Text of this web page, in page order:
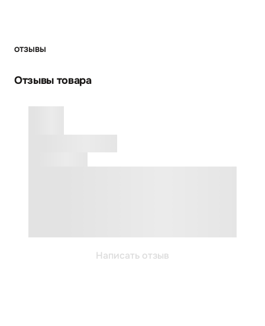
ОТЗЫВЫ
Отзывы товара
Написать отзыв